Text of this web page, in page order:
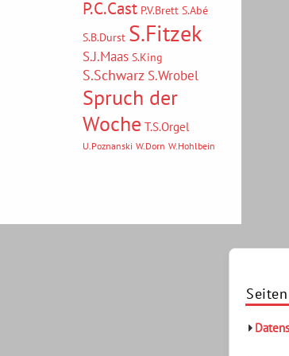
P.C.Cast P.V.Brett S.Abé
S.B.Durst S.Fitzek
S.J.Maas S.King
S.Schwarz S.Wrobel
Spruch der
Woche T.S.Orgel
U.Poznanski W.Dorn W.Hohlbein
Seiten